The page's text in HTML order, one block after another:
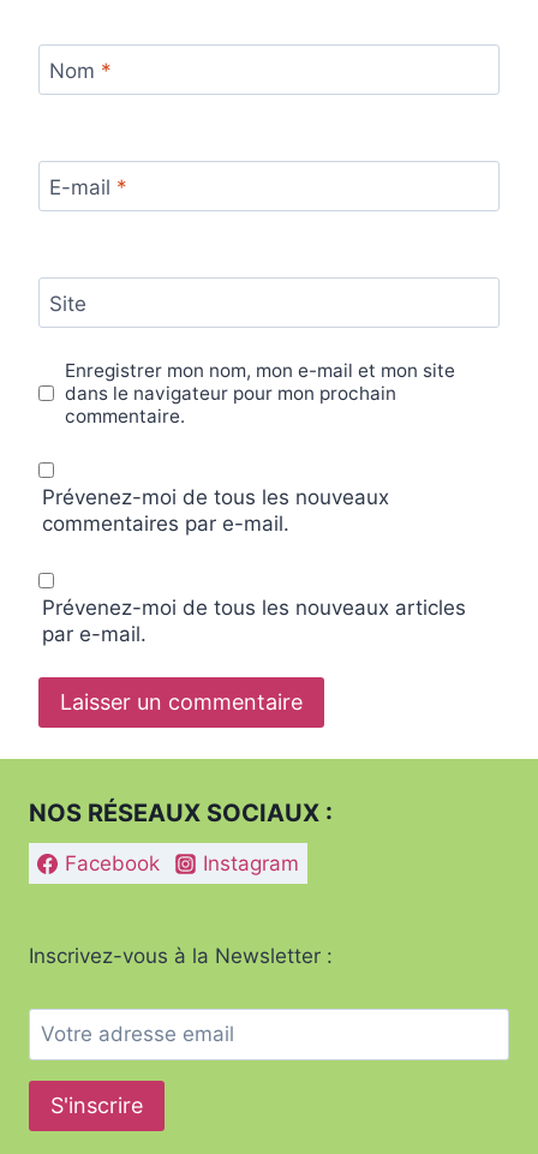
Nom *
E-mail *
Site
Enregistrer mon nom, mon e-mail et mon site
dans le navigateur pour mon prochain
commentaire.
Prévenez-moi de tous les nouveaux
commentaires par e-mail.
Prévenez-moi de tous les nouveaux articles
par e-mail.
NOS RÉSEAUX SOCIAUX :
Facebook Instagram
Inscrivez-vous à la Newsletter :